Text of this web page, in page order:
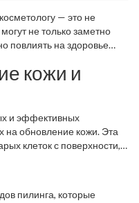
— это не
не только заметно
повлиять на здоровье
кожи и
и эффективных
на обновление кожи. Эта
клеток с поверхности,
и сияющей.
пилинга, которые